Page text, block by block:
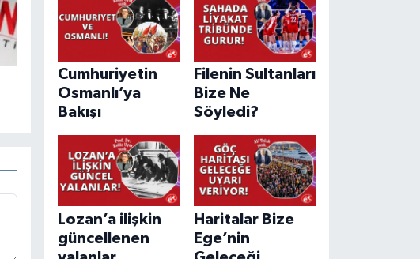
Cumhuriyetin
Osmanlı’ya
Bakışı
Filenin Sultanları
Bize Ne
Söyledi?
Lozan’a ilişkin
güncellenen
Haritalar Bize
Ege’nin